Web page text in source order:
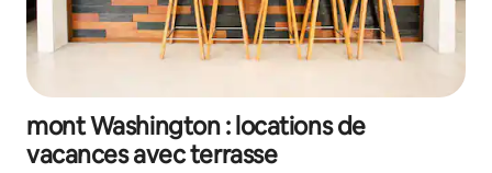
mont Washington : locations de
vacances avec terrasse